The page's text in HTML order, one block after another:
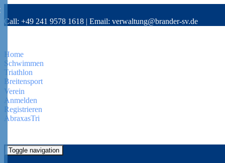
Call: +49 241 9578 1618 | Email: verwaltung@brander-sv.de
Home
Schwimmen
Triathlon
Breitensport
Verein
Anmelden
Registrieren
AbraxasTri
Toggle navigation